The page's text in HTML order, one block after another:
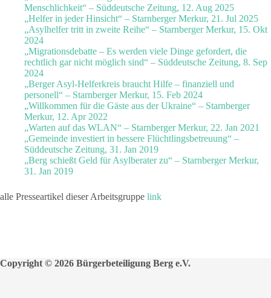
Menschlichkeit“ – Süddeutsche Zeitung, 12. Aug 2025
„Helfer in jeder Hinsicht“ – Starnberger Merkur, 21. Jul 2025
„Asylhelfer tritt in zweite Reihe“ – Starnberger Merkur, 15. Okt
2024
„Migrationsdebatte – Es werden viele Dinge gefordert, die
rechtlich gar nicht möglich sind“ – Süddeutsche Zeitung, 8. Sep
2024
„Berger Asyl-Helferkreis braucht Hilfe – finanziell und
personell“ – Starnberger Merkur, 15. Feb 2024
„Willkommen für die Gäste aus der Ukraine“ – Starnberger
Merkur, 12. Apr 2022
„Warten auf das WLAN“ – Starnberger Merkur, 22. Jan 2021
„Gemeinde investiert in bessere Flüchtlingsbetreuung“ –
Süddeutsche Zeitung, 31. Jan 2019
„Berg schießt Geld für Asylberater zu“ – Starnberger Merkur,
31. Jan 2019
alle Presseartikel dieser Arbeitsgruppe link
Copyright © 2026 Bürgerbeteiligung Berg e.V.